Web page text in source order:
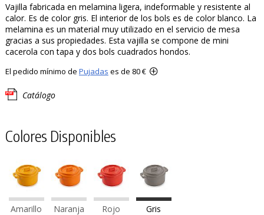
Vajilla fabricada en melamina ligera, indeformable y resistente al
calor. Es de color gris. El interior de los bols es de color blanco. La
melamina es un material muy utilizado en el servicio de mesa
gracias a sus propiedades. Esta vajilla se compone de mini
cacerola con tapa y dos bols cuadrados hondos.
El pedido mínimo de Pujadas es de 80 €
Catálogo
Colores Disponibles
Amarillo Naranja Rojo Gris